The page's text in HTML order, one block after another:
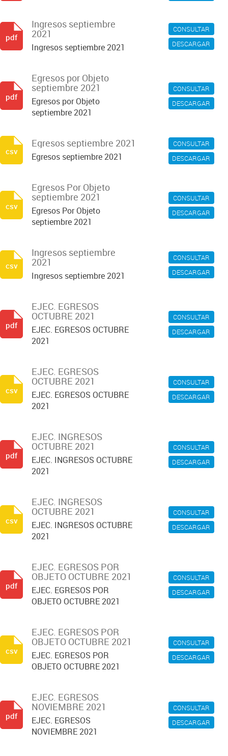
CONSULTAR
DESCARGAR
Ingresos septiembre
2021
Ingresos septiembre 2021
pdf
CONSULTAR
DESCARGAR
Egresos por Objeto
septiembre 2021
Egresos por Objeto
septiembre 2021
pdf
CONSULTAR
DESCARGAR
Egresos septiembre 2021
Egresos septiembre 2021
csv
CONSULTAR
DESCARGAR
Egresos Por Objeto
septiembre 2021
Egresos Por Objeto
septiembre 2021
csv
CONSULTAR
DESCARGAR
Ingresos septiembre
2021
Ingresos septiembre 2021
csv
CONSULTAR
DESCARGAR
EJEC. EGRESOS
OCTUBRE 2021
EJEC. EGRESOS OCTUBRE
2021
pdf
CONSULTAR
DESCARGAR
EJEC. EGRESOS
OCTUBRE 2021
EJEC. EGRESOS OCTUBRE
2021
csv
CONSULTAR
DESCARGAR
EJEC. INGRESOS
OCTUBRE 2021
EJEC. INGRESOS OCTUBRE
2021
pdf
CONSULTAR
DESCARGAR
EJEC. INGRESOS
OCTUBRE 2021
EJEC. INGRESOS OCTUBRE
2021
csv
CONSULTAR
DESCARGAR
EJEC. EGRESOS POR
OBJETO OCTUBRE 2021
EJEC. EGRESOS POR
OBJETO OCTUBRE 2021
pdf
CONSULTAR
DESCARGAR
EJEC. EGRESOS POR
OBJETO OCTUBRE 2021
EJEC. EGRESOS POR
OBJETO OCTUBRE 2021
csv
CONSULTAR
DESCARGAR
EJEC. EGRESOS
NOVIEMBRE 2021
EJEC. EGRESOS
NOVIEMBRE 2021
pdf